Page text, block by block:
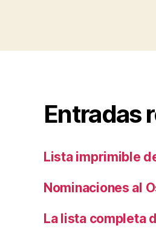
Entradas
Lista imprimible
Nominaciones al
La lista completa